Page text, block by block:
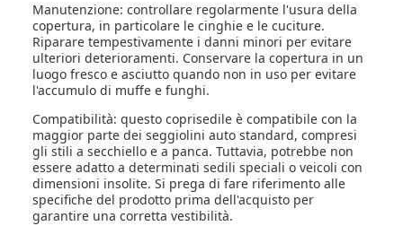
Manutenzione: controllare regolarmente l'usura della
copertura, in particolare le cinghie e le cuciture.
Riparare tempestivamente i danni minori per evitare
ulteriori deterioramenti. Conservare la copertura in un
luogo fresco e asciutto quando non in uso per evitare
l'accumulo di muffe e funghi.
Compatibilità: questo coprisedile è compatibile con la
maggior parte dei seggiolini auto standard, compresi
gli stili a secchiello e a panca. Tuttavia, potrebbe non
essere adatto a determinati sedili speciali o veicoli con
dimensioni insolite. Si prega di fare riferimento alle
specifiche del prodotto prima dell'acquisto per
garantire una corretta vestibilità.